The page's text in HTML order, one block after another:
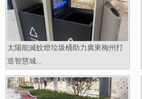
太陽能滅蚊燈垃圾桶助力廣東梅州打
造智慧城...